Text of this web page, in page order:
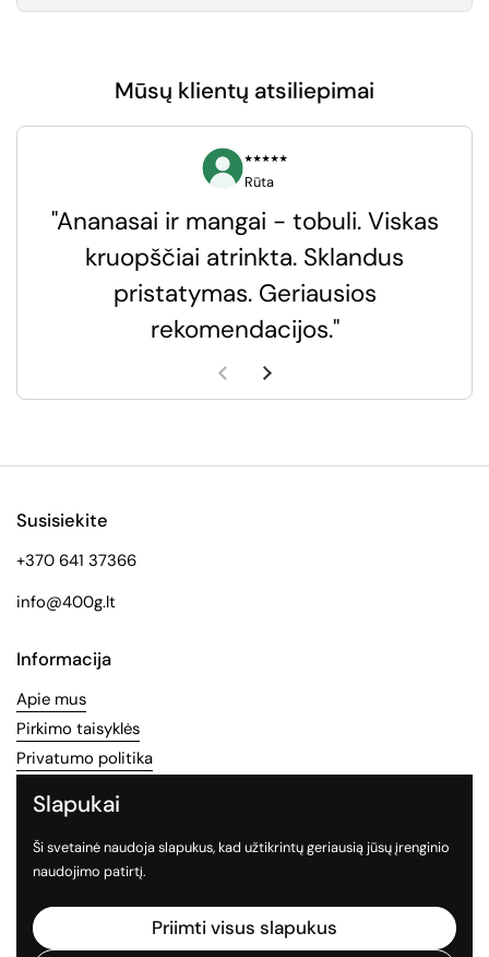
Mūsų klientų atsiliepimai
⭑⭑⭑⭑⭑
Rūta
"Ananasai ir mangai - tobuli. Viskas
kruopščiai atrinkta. Sklandus
pristatymas. Geriausios
rekomendacijos."
Ankstesnė skaidrė
Kita skaidrė
Susisiekite
+370 641 37366
info@400g.lt
Informacija
Apie mus
Pirkimo taisyklės
Privatumo politika
Socialinės medijos
Sekite mus socialiniuose tinkluose
Facebook
Slapukai
Ši svetainė naudoja slapukus, kad užtikrintų geriausią jūsų įrenginio
naudojimo patirtį.
Priimti visus slapukus